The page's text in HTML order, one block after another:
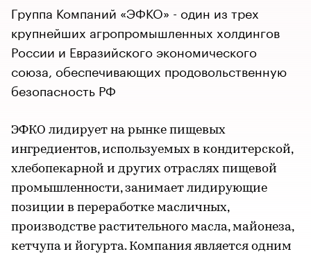
Группа Компаний «ЭФКО» - один из трех
крупнейших агропромышленных холдингов
России и Евразийского экономического
союза, обеспечивающих продовольственную
безопасность РФ
ЭФКО лидирует на рынке пищевых
ингредиентов, используемых в кондитерской,
хлебопекарной и других отраслях пищевой
промышленности, занимает лидирующие
позиции в переработке масличных,
производстве растительного масла, майонеза,
кетчупа и йогурта. Компания является одним